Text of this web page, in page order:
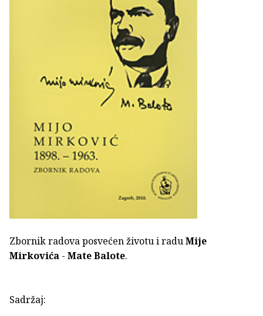
Zbornik radova posvećen životu i raduMije
Mirkovića - Mate Balote.
Sadržaj: